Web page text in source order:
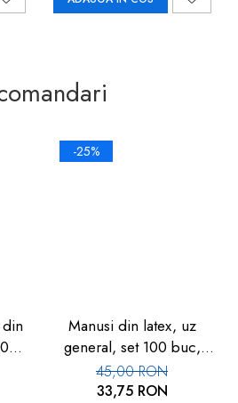
-25%
Manusi din latex, uz
general, set 100 buc,
Albe
45,00 RON
33,75 RON